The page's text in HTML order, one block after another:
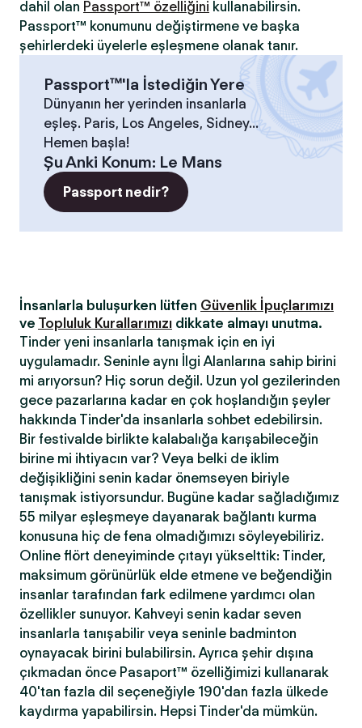
dahil olan Passport™ özelliğini kullanabilirsin.
Passport™ konumunu değiştirmene ve başka
şehirlerdeki üyelerle eşleşmene olanak tanır.
Passport™'la İstediğin Yere
Dünyanın her yerinden insanlarla
eşleş. Paris, Los Angeles, Sidney...
Hemen başla!
Şu Anki Konum: Le Mans
Passport nedir?
İnsanlarla buluşurken lütfen Güvenlik İpuçlarımızı
ve Topluluk Kurallarımızı dikkate almayı unutma.
Tinder yeni insanlarla tanışmak için en iyi
uygulamadır. Seninle aynı İlgi Alanlarına sahip birini
mi arıyorsun? Hiç sorun değil. Uzun yol gezilerinden
gece pazarlarına kadar en çok hoşlandığın şeyler
hakkında Tinder'da insanlarla sohbet edebilirsin.
Bir festivalde birlikte kalabalığa karışabileceğin
birine mi ihtiyacın var? Veya belki de iklim
değişikliğini senin kadar önemseyen biriyle
tanışmak istiyorsundur. Bugüne kadar sağladığımız
55 milyar eşleşmeye dayanarak bağlantı kurma
konusuna hiç de fena olmadığımızı söyleyebiliriz.
Online flört deneyiminde çıtayı yükselttik: Tinder,
maksimum görünürlük elde etmene ve beğendiğin
insanlar tarafından fark edilmene yardımcı olan
özellikler sunuyor. Kahveyi senin kadar seven
insanlarla tanışabilir veya seninle badminton
oynayacak birini bulabilirsin. Ayrıca şehir dışına
çıkmadan önce Pasaport™ özelliğimizi kullanarak
40'tan fazla dil seçeneğiyle 190'dan fazla ülkede
kaydırma yapabilirsin. Hepsi Tinder'da mümkün.